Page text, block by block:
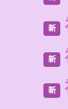
新
新
新